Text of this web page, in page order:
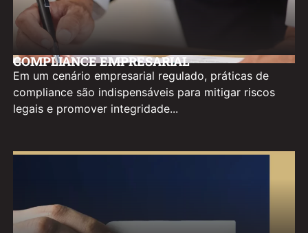
COMPLIANCE EMPRESARIAL
Em um cenário empresarial regulado, práticas de
compliance são indispensáveis para mitigar riscos
legais e promover integridade...